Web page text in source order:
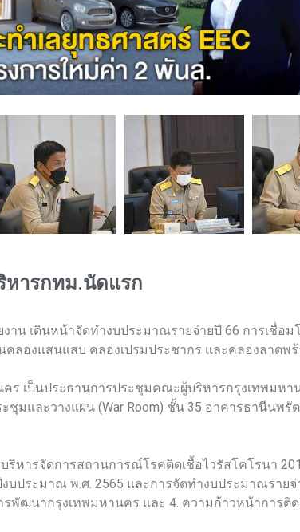
หารกทม.นัดแรก
น เดินหน้าจัดทำงบประมาณรายจ่ายปี 66 การเชื่อ
ลองแสนแสบ คลองเปรมประชากร และคลองลาดพร้
คร เป็นประธานการประชุมคณะผู้บริหารกรุงเทพมห
มและวางแผน (War Room) ชั้น 35 อาคารธานีนพรั
หารจัดการสถานการณ์โรคติดเชื้อไวรัสโคโรนา
ประมาณ พ.ศ. 2565 และการจัดทำงบประมาณรายจ่
พัฒนากรุงเทพมหานคร และ 4. ความก้าวหน้าการติ